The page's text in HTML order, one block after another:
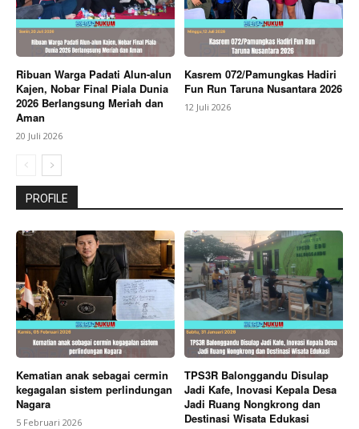
Ribuan Warga Padati Alun-alun
Kajen, Nobar Final Piala Dunia
2026 Berlangsung Meriah dan
Aman
20 Juli 2026
Kasrem 072/Pamungkas Hadiri
Fun Run Taruna Nusantara 2026
12 Juli 2026
PROFILE
Kematian anak sebagai cermin
kegagalan sistem perlindungan
Nagara
5 Februari 2026
TPS3R Balonggandu Disulap
Jadi Kafe, Inovasi Kepala Desa
Jadi Ruang Nongkrong dan
Destinasi Wisata Edukasi